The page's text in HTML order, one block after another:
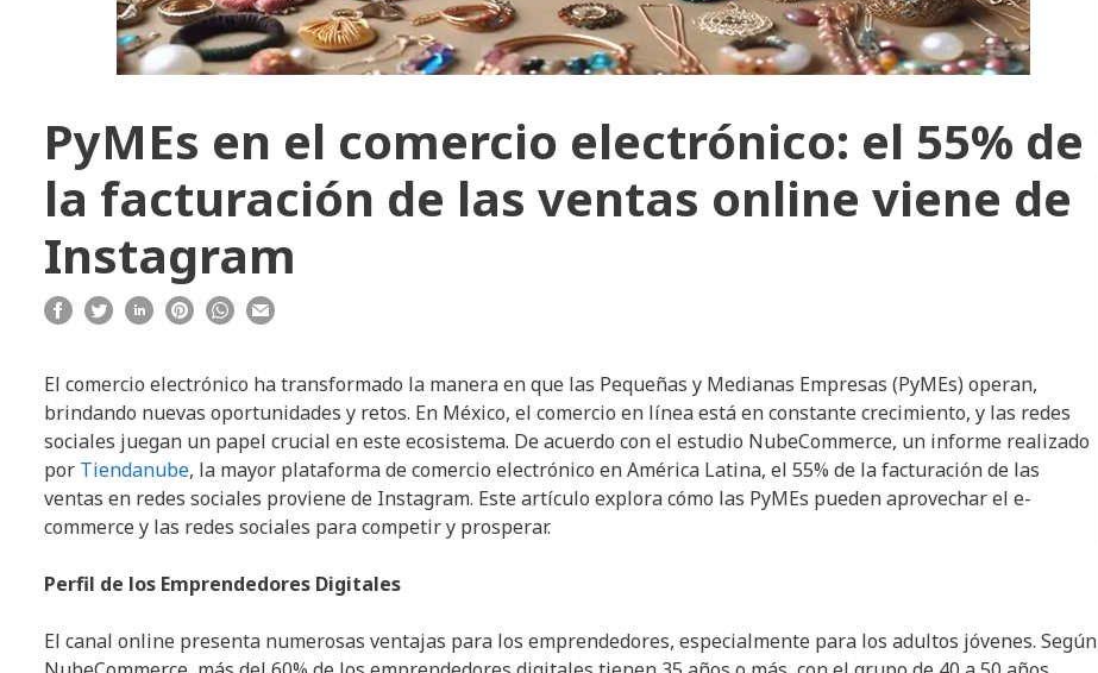
PyMEs en el comercio electrónico: el 55% de
la facturación de las ventas online viene de
Instagram
El comercio electrónico ha transformado la manera en que las Pequeñas y Medianas Empresas (PyMEs) operan,
brindando nuevas oportunidades y retos. En México, el comercio en línea está en constante crecimiento, y las redes
sociales juegan un papel crucial en este ecosistema. De acuerdo con el estudio NubeCommerce, un informe realizado
por Tiendanube, la mayor plataforma de comercio electrónico en América Latina, el 55% de la facturación de las
ventas en redes sociales proviene de Instagram. Este artículo explora cómo las PyMEs pueden aprovechar el e-
commerce y las redes sociales para competir y prosperar.
Perfil de los Emprendedores Digitales
El canal online presenta numerosas ventajas para los emprendedores, especialmente para los adultos jóvenes. Según